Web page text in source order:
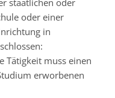
oder einer
in
Tätigkeit muss einen
erworbenen